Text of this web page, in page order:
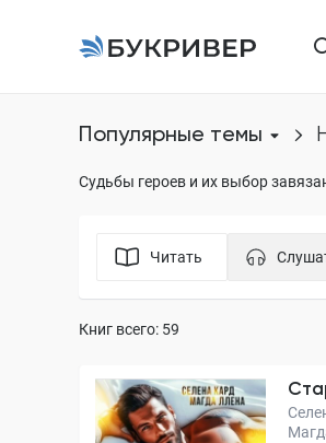
Популярные темы
Судьбы героев и их выбор
Читать
Книг всего: 59